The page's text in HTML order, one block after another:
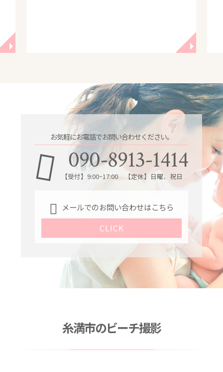
◥ ◥
お気軽にお電話でお問い合わせください。
090-8913-1414
【受付】9:00~17:00 【定休】日曜、祝日
メールでのお問い合わせはこちら
CLICK
糸満市のビーチ撮影